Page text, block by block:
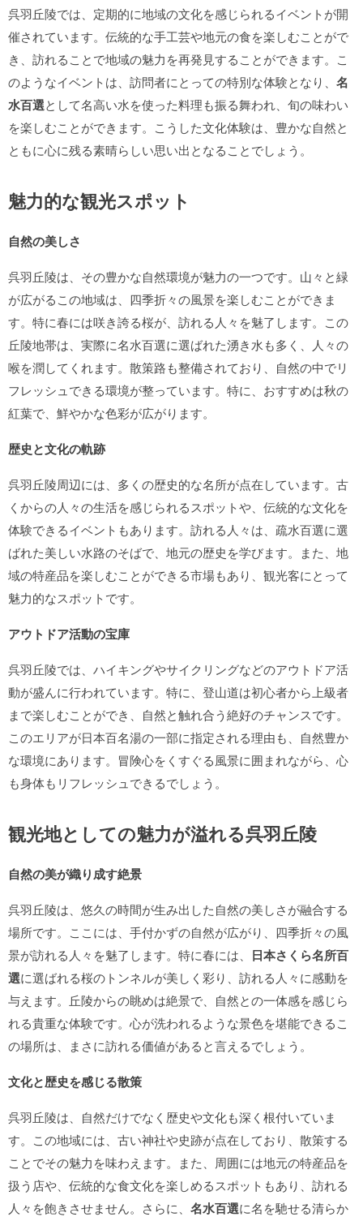
呉羽丘陵では、定期的に地域の文化を感じられるイベントが開
催されています。伝統的な手工芸や地元の食を楽しむことがで
き、訪れることで地域の魅力を再発見することができます。こ
のようなイベントは、訪問者にとっての特別な体験となり、 名
水百選として名高い水を使った料理も振る舞われ、旬の味わい
を楽しむことができます。こうした文化体験は、豊かな自然と
ともに心に残る素晴らしい思い出となることでしょう。
魅力的な観光スポット
自然の美しさ
呉羽丘陵は、その豊かな自然環境が魅力の一つです。山々と緑
が広がるこの地域は、四季折々の風景を楽しむことができま
す。特に春には咲き誇る桜が、訪れる人々を魅了します。この
丘陵地帯は、実際に名水百選に選ばれた湧き水も多く、人々の
喉を潤してくれます。散策路も整備されており、自然の中でリ
フレッシュできる環境が整っています。特に、おすすめは秋の
紅葉で、鮮やかな色彩が広がります。
歴史と文化の軌跡
呉羽丘陵周辺には、多くの歴史的な名所が点在しています。古
くからの人々の生活を感じられるスポットや、伝統的な文化を
体験できるイベントもあります。訪れる人々は、疏水百選に選
ばれた美しい水路のそばで、地元の歴史を学びます。また、地
域の特産品を楽しむことができる市場もあり、観光客にとって
魅力的なスポットです。
アウトドア活動の宝庫
呉羽丘陵では、ハイキングやサイクリングなどのアウトドア活
動が盛んに行われています。特に、登山道は初心者から上級者
まで楽しむことができ、自然と触れ合う絶好のチャンスです。
このエリアが日本百名湯の一部に指定される理由も、自然豊か
な環境にあります。冒険心をくすぐる風景に囲まれながら、心
も身体もリフレッシュできるでしょう。
観光地としての魅力が溢れる呉羽丘陵
自然の美が織り成す絶景
呉羽丘陵は、悠久の時間が生み出した自然の美しさが融合する
場所です。ここには、手付かずの自然が広がり、四季折々の風
景が訪れる人々を魅了します。特に春には、 日本さくら名所百
選に選ばれる桜のトンネルが美しく彩り、訪れる人々に感動を
与えます。丘陵からの眺めは絶景で、自然との一体感を感じら
れる貴重な体験です。心が洗われるような景色を堪能できるこ
の場所は、まさに訪れる価値があると言えるでしょう。
文化と歴史を感じる散策
呉羽丘陵は、自然だけでなく歴史や文化も深く根付いていま
す。この地域には、古い神社や史跡が点在しており、散策する
ことでその魅力を味わえます。また、周囲には地元の特産品を
扱う店や、伝統的な食文化を楽しめるスポットもあり、訪れる
人々を飽きさせません。さらに、 名水百選に名を馳せる清らか